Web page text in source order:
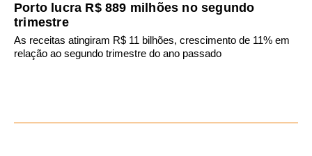
Porto lucra R$ 889 milhões no segundo
trimestre
As receitas atingiram R$ 11 bilhões, crescimento de 11% em
relação ao segundo trimestre do ano passado